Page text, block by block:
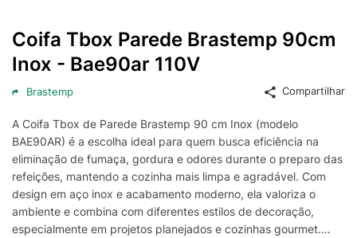
Coifa Tbox Parede Brastemp 90cm
Inox - Bae90ar 110V
Brastemp Compartilhar
A Coifa Tbox de Parede Brastemp 90 cm Inox (modelo
BAE90AR) é a escolha ideal para quem busca eficiência na
eliminação de fumaça, gordura e odores durante o preparo das
refeições, mantendo a cozinha mais limpa e agradável. Com
design em aço inox e acabamento moderno, ela valoriza o
ambiente e combina com diferentes estilos de decoração,
especialmente em projetos planejados e cozinhas gourmet.